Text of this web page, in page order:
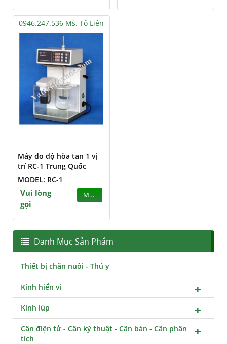
0946.247.536 Ms. Tô Liên
Máy đo độ hòa tan 1 vị
trí RC-1 Trung Quốc
MODEL: RC-1
Vui lòng
gọi
MUA
Danh Mục Sản Phẩm
Thiết bị chăn nuôi - Thú y
Kính hiển vi
Kính lúp
Cân điện tử - Cân kỹ thuật - Cân bàn - Cân phân
tích